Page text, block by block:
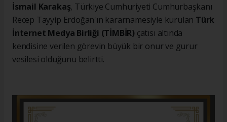
İsmail Karakaş, Türkiye Cumhuriyeti Cumhurbaşkanı
Recep Tayyip Erdoğan'ın kararnamesiyle kurulan Türk
İnternet Medya Birliği (TİMBİR) çatısı altında
kendisine verilen görevin büyük bir onur ve gurur
vesilesi olduğunu belirtti.